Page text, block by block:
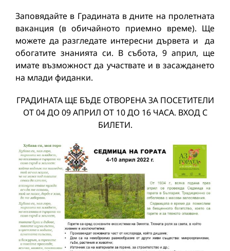
Заповядайте в Градината в дните на пролетната
ваканция (в обичайното приемно време). Ще
можете да разгледате интересни дървета и да
обогатите знанията си. В събота, 9 април, ще
имате възможност да участвате и в засаждането
на млади фиданки.
ГРАДИНАТА ЩЕ БЪДЕ ОТВОРЕНА ЗА ПОСЕТИТЕЛИ
ОТ 04 ДО 09 АПРИЛ ОТ 10 ДО 16 ЧАСА. ВХОД С
БИЛЕТИ.